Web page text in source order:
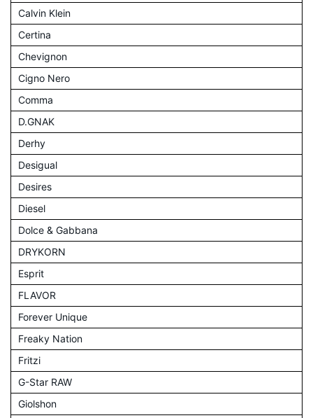
Calvin Klein
Certina
Chevignon
Cigno Nero
Comma
D.GNAK
Derhy
Desigual
Desires
Diesel
Dolce & Gabbana
DRYKORN
Esprit
FLAVOR
Forever Unique
Freaky Nation
Fritzi
G-Star RAW
Giolshon